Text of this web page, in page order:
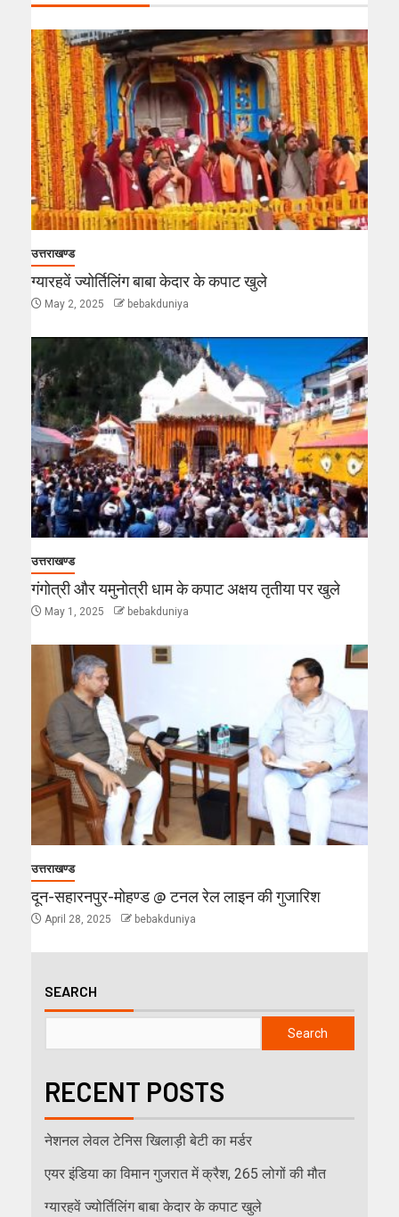
उत्तराखण्ड
ग्यारहवें ज्योर्तिलिंग बाबा केदार के कपाट खुले
May 2, 2025 bebakduniya
उत्तराखण्ड
गंगोत्री और यमुनोत्री धाम के कपाट अक्षय तृतीया पर खुले
May 1, 2025 bebakduniya
उत्तराखण्ड
दून-सहारनपुर-मोहण्ड @ टनल रेल लाइन की गुजारिश
April 28, 2025 bebakduniya
SEARCH
Search
RECENT POSTS
नेशनल लेवल टेनिस खिलाड़ी बेटी का मर्डर
एयर इंडिया का विमान गुजरात में क्रैश, 265 लोगों की मौत
ग्यारहवें ज्योर्तिलिंग बाबा केदार के कपाट खुले